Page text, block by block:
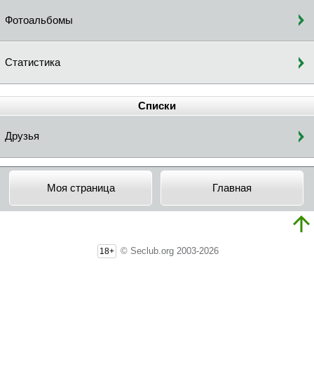
Фотоальбомы
Статистика
Списки
Друзья
Моя страница Главная
18+ © Seclub.org 2003-2026